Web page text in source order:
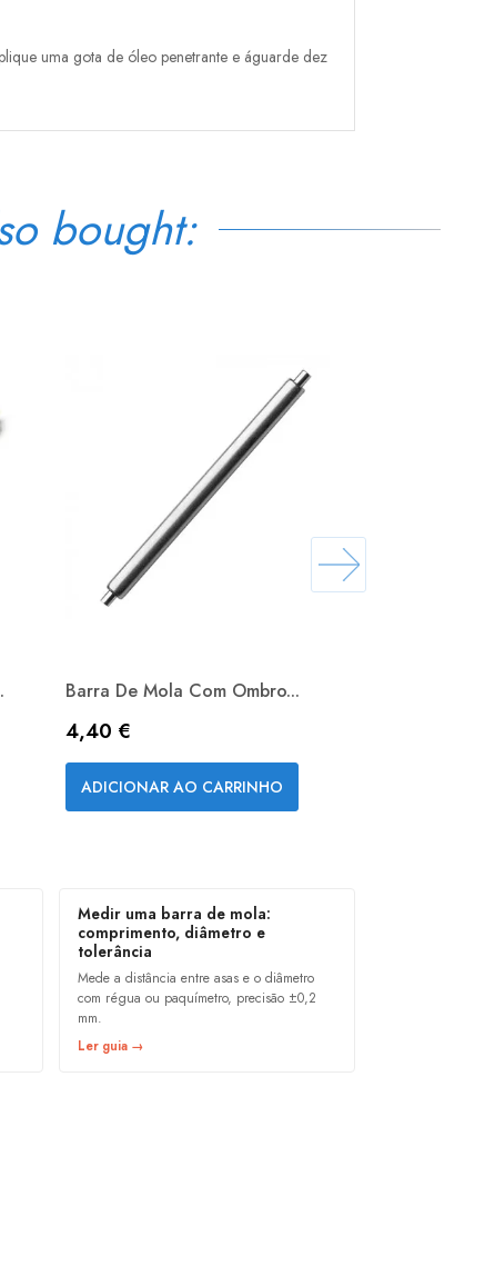
uma gota de óleo penetrante e águarde dez
bought:
Barra De Mola Com Ombro...
Preço
4,40 €
ADICIONAR AO CARRINHO
Medir uma barra de mola:
comprimento, diâmetro e
tolerância
Mede a distância entre asas e o diâmetro
com régua ou paquímetro, precisão ±0,2
mm.
Ler guia →